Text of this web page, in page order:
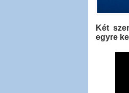
Két
egyre